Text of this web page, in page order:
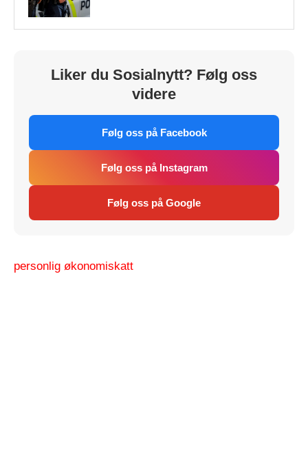
Liker du Sosialnytt? Følg oss
videre
Følg oss på Facebook
Følg oss på Instagram
Følg oss på Google
personlig økonomiskatt